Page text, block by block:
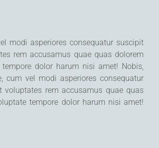
modi asperiores consequatur suscipit
rem accusamus quae quas dolorem
dolor harum nisi amet! Nobis,
cum vel modi asperiores consequatur
rem accusamus quae quas
tempore dolor harum nisi amet!